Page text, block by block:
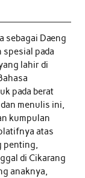
sebagai Daeng
pada
lahir di
pada berat
menulis ini,
kumpulan
atas
penting,
di Cikarang
anaknya,